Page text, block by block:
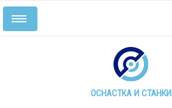
ОСНАСТКА И СТАНКИ
Включить/
выключить